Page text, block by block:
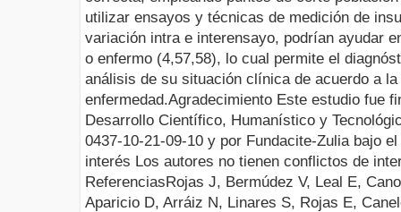
utilizar ensayos y técnicas de medición de
variación intra e interensayo, podrían ayudar
o enfermo (4,57,58), lo cual permite el
análisis de su situación clínica de acuerdo a
enfermedad.Agradecimiento Este estudio fue
Desarrollo Científico, Humanístico y
0437-10-21-09-10 y por Fundacite-Zulia bajo el
interés Los autores no tienen conflictos de
ReferenciasRojas J, Bermúdez V, Leal E,
Aparicio D, Arráiz N, Linares S, Rojas E,